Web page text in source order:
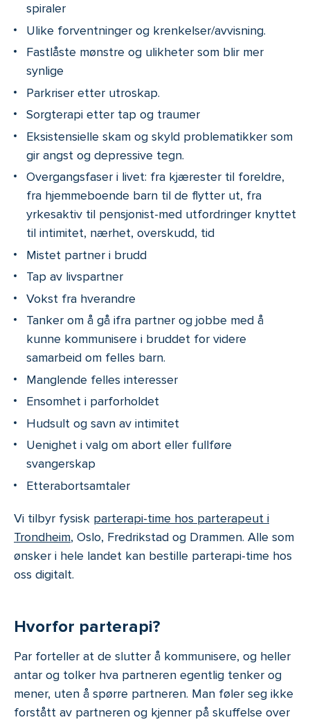
spiraler
Ulike forventninger og krenkelser/avvisning.
Fastlåste mønstre og ulikheter som blir mer
synlige
Parkriser etter utroskap.
Sorgterapi etter tap og traumer
Eksistensielle skam og skyld problematikker som
gir angst og depressive tegn.
Overgangsfaser i livet: fra kjærester til foreldre,
fra hjemmeboende barn til de flytter ut, fra
yrkesaktiv til pensjonist-med utfordringer knyttet
til intimitet, nærhet, overskudd, tid
Mistet partner i brudd
Tap av livspartner
Vokst fra hverandre
Tanker om å gå ifra partner og jobbe med å
kunne kommunisere i bruddet for videre
samarbeid om felles barn.
Manglende felles interesser
Ensomhet i parforholdet
Hudsult og savn av intimitet
Uenighet i valg om abort eller fullføre
svangerskap
Etterabortsamtaler
Vi tilbyr fysisk parterapi-time hos parterapeut i
Trondheim, Oslo, Fredrikstad og Drammen. Alle som
ønsker i hele landet kan bestille parterapi-time hos
oss digitalt.
Hvorfor parterapi?
Par forteller at de slutter å kommunisere, og heller
antar og tolker hva partneren egentlig tenker og
mener, uten å spørre partneren. Man føler seg ikke
forstått av partneren og kjenner på skuffelse over